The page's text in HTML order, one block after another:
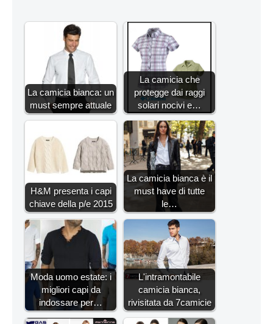
La camicia bianca: un
must sempre attuale
La camicia che
protegge dai raggi
solari nocivi e…
H&M presenta i capi
chiave della p/e 2015
La camicia bianca è il
must have di tutte
le…
Moda uomo estate: i
migliori capi da
indossare per…
L'intramontabile
camicia bianca,
rivisitata da 7camicie